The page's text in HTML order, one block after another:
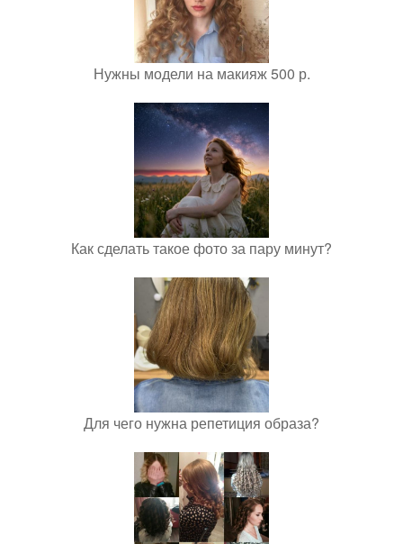
Нужны модели на макияж 500 р.
Как сделать такое фото за пару минут?
Для чего нужна репетиция образа?